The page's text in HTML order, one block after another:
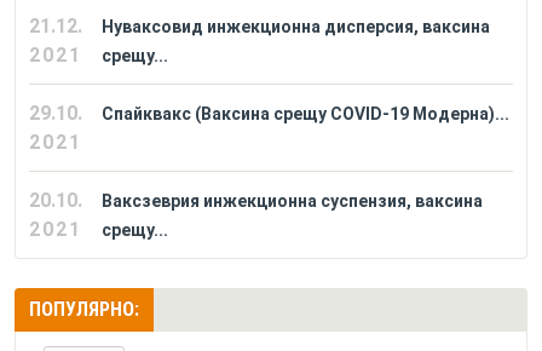
21.12.
2021
Нуваксовид инжекционна дисперсия, ваксина
срещу...
29.10.
2021
Спайквакс (Ваксина срещу COVID-19 Модерна)...
20.10.
2021
Ваксзеврия инжекционна суспензия, ваксина
срещу...
ПОПУЛЯРНО: